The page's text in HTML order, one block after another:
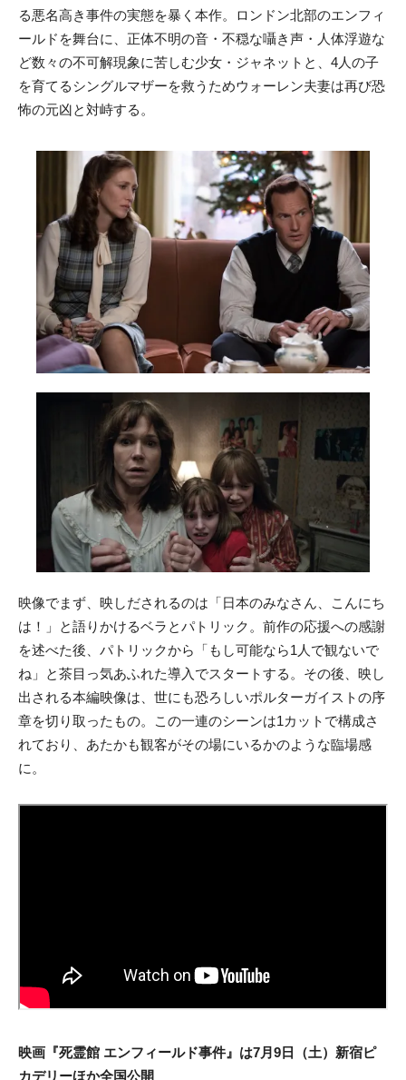
る悪名高き事件の実態を暴く本作。ロンドン北部のエンフィ
ールドを舞台に、正体不明の音・不穏な囁き声・人体浮遊な
ど数々の不可解現象に苦しむ少女・ジャネットと、4人の子
を育てるシングルマザーを救うためウォーレン夫妻は再び恐
怖の元凶と対峙する。
映像でまず、映しだされるのは「日本のみなさん、こんにち
は！」と語りかけるベラとパトリック。前作の応援への感謝
を述べた後、パトリックから「もし可能なら1人で観ないで
ね」と茶目っ気あふれた導入でスタートする。その後、映し
出される本編映像は、世にも恐ろしいポルターガイストの序
章を切り取ったもの。この一連のシーンは1カットで構成さ
れており、あたかも観客がその場にいるかのような臨場感
に。
映画『死霊館 エンフィールド事件』は7月9日（土）新宿ピ
カデリーほか全国公開